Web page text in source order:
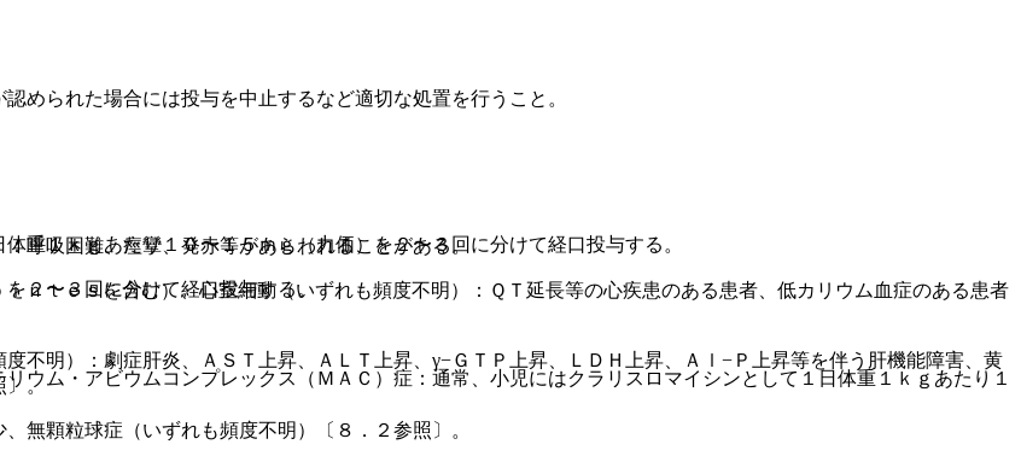
められた場合には投与を中止するなど適切な処置を行うこと。
呼吸困難、痙攣、発赤等があらわれることがある。
ｔｅｓを含む）、心室細動（いずれも頻度不明）：ＱＴ延長等の心疾患のある患者、低カリウム血症のある患者
不明）：劇症肝炎、ＡＳＴ上昇、ＡＬＴ上昇、γ−ＧＴＰ上昇、ＬＤＨ上昇、Ａｌ−Ｐ上昇等を伴う肝機能障害、黄
〕。
無顆粒球症（いずれも頻度不明）〔８．２参照〕。
１ｋｇあたり１０〜１５ｍｇ（力価）を２〜３回に分けて経口投与する。
２〜３回に分けて経口投与する。
ム・アビウムコンプレックス（ＭＡＣ）症：通常、小児にはクラリスロマイシンとして１日体重１ｋｇあたり１